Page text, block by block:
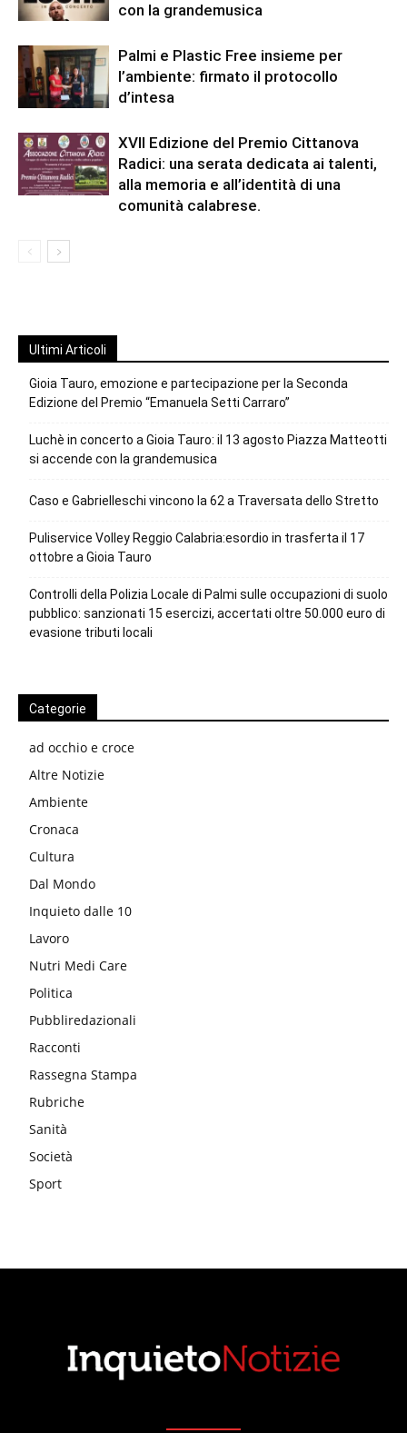
con la grandemusica
Palmi e Plastic Free insieme per
l’ambiente: firmato il protocollo
d’intesa
XVII Edizione del Premio Cittanova
Radici: una serata dedicata ai talenti,
alla memoria e all’identità di una
comunità calabrese.
Ultimi Articoli
Gioia Tauro, emozione e partecipazione per la Seconda
Edizione del Premio “Emanuela Setti Carraro”
Luchè in concerto a Gioia Tauro: il 13 agosto Piazza Matteotti
si accende con la grandemusica
Caso e Gabrielleschi vincono la 62 a Traversata dello Stretto
Puliservice Volley Reggio Calabria:esordio in trasferta il 17
ottobre a Gioia Tauro
Controlli della Polizia Locale di Palmi sulle occupazioni di suolo
pubblico: sanzionati 15 esercizi, accertati oltre 50.000 euro di
evasione tributi locali
Categorie
ad occhio e croce
Altre Notizie
Ambiente
Cronaca
Cultura
Dal Mondo
Inquieto dalle 10
Lavoro
Nutri Medi Care
Politica
Pubbliredazionali
Racconti
Rassegna Stampa
Rubriche
Sanità
Società
Sport